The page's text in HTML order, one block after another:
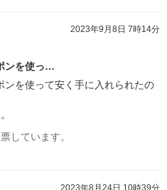
2023年9月8日 7時14分
ンを使っ…
ンを使って安く手に入れられたの
しています。
2023年8月24日 10時39分